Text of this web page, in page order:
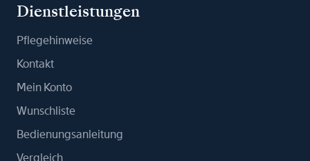
Dienstleistungen
Pflegehinweise
Kontakt
Mein Konto
Wunschliste
Bedienungsanleitung